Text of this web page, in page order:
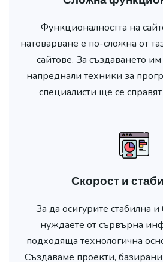
Функционалността на
натоварване е по-сложна от
сайтове. За създаването
напреднали техники за
специалисти ще се справят
Скорост и
За да осигурите стабилна и
нуждаете от сървърна
подходяща технологична
Създаваме проекти,